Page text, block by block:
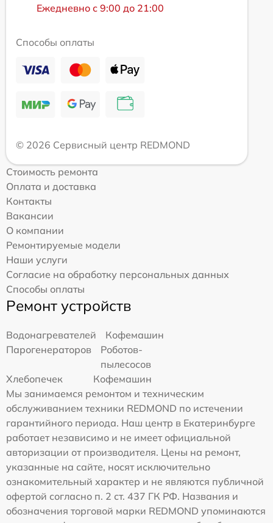
Ежедневно с 9:00 до 21:00
Способы оплаты
© 2026 Сервисный центр REDMOND
Стоимость ремонта
Оплата и доставка
Контакты
Вакансии
О компании
Ремонтируемые модели
Наши услуги
Согласие на обработку персональных данных
Способы оплаты
Ремонт устройств
Водонагревателей
Кофемашин
Парогенераторов
Роботов-
пылесосов
Хлебопечек
Кофемашин
Мы занимаемся ремонтом и техническим
обслуживанием техники REDMOND по истечении
гарантийного периода. Наш центр в Екатеринбурге
работает независимо и не имеет официальной
авторизации от производителя. Цены на ремонт,
указанные на сайте, носят исключительно
ознакомительный характер и не являются публичной
офертой согласно п. 2 ст. 437 ГК РФ. Названия и
обозначения торговой марки REDMOND упоминаются